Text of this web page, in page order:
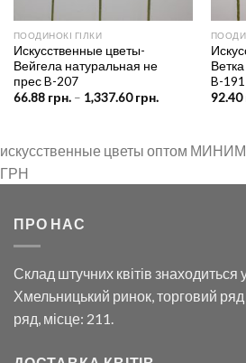
ПООДИНОКІ ГІЛКИ
Искусственные цветы-
Вейгела натуральная не
прес B-207
66.88 грн. – 1,337.60грн.Price
1,337.60 грн.
B-191
92.40
искусственные цветы оптом
ГРН
ПРО НАС
Склад штучних квітів знаходиться
Хмельницький ринок, торговий ряд
ряд, місце: 211.